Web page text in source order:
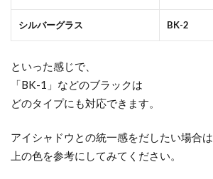
シルバーグラス BK-2
といった感じで、
「BK-1」などのブラックは
どのタイプにも対応できます。
アイシャドウとの統一感をだしたい場合は
上の色を参考にしてみてください。